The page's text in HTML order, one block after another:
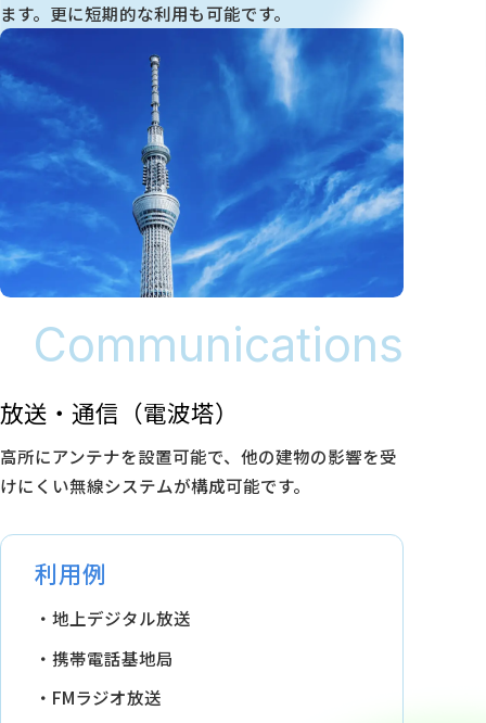
ます。更に短期的な利用も可能です。
Communications
放送・通信（電波塔）
高所にアンテナを設置可能で、他の建物の影響を受
けにくい無線システムが構成可能です。
利用例
地上デジタル放送
携帯電話基地局
FMラジオ放送